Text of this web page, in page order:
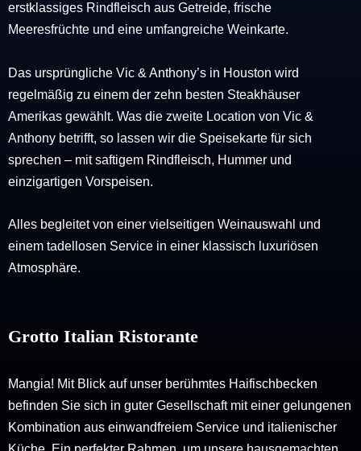
erstklassiges Rindfleisch aus Getreide, frische
Meeresfrüchte und eine umfangreiche Weinkarte.
Das ursprüngliche Vic & Anthony’s in Houston wird
regelmäßig zu einem der zehn besten Steakhäuser
Amerikas gewählt. Was die zweite Location von Vic &
Anthony betrifft, so lassen wir die Speisekarte für sich
sprechen – mit saftigem Rindfleisch, Hummer und
einzigartigen Vorspeisen.
Alles begleitet von einer vielseitigen Weinauswahl und
einem tadellosen Service in einer klassisch luxuriösen
Atmosphäre.
Grotto Italian Ristorante
Mangia! Mit Blick auf unser berühmtes Haifischbecken
befinden Sie sich in guter Gesellschaft mit einer gelungenen
Kombination aus einwandfreiem Service und italienischer